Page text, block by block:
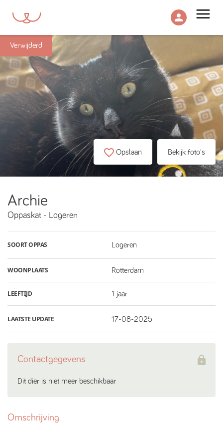
Verwijderd
Opslaan Bekijk foto's
Archie
Oppaskat - Logeren
SOORT OPPAS Logeren
WOONPLAATS Rotterdam
LEEFTIJD 1 jaar
LAATSTE UPDATE 17-08-2025
Contactgegevens
Dit dier is niet meer beschikbaar
Omschrijving